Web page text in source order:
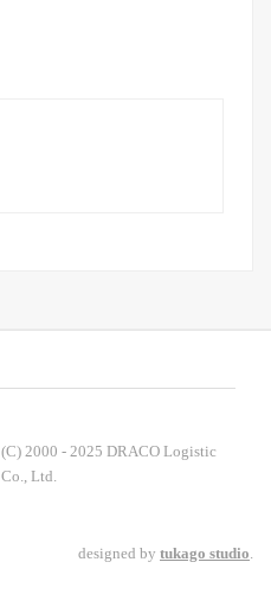
(C) 2000 - 2025 DRACO Logistic
Co., Ltd.
designed by tukago studio